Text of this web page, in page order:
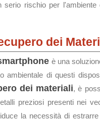
serio rischio per
dei
è una
ambientale di questi
dei materiali, è
preziosi presenti nei
la necessità di